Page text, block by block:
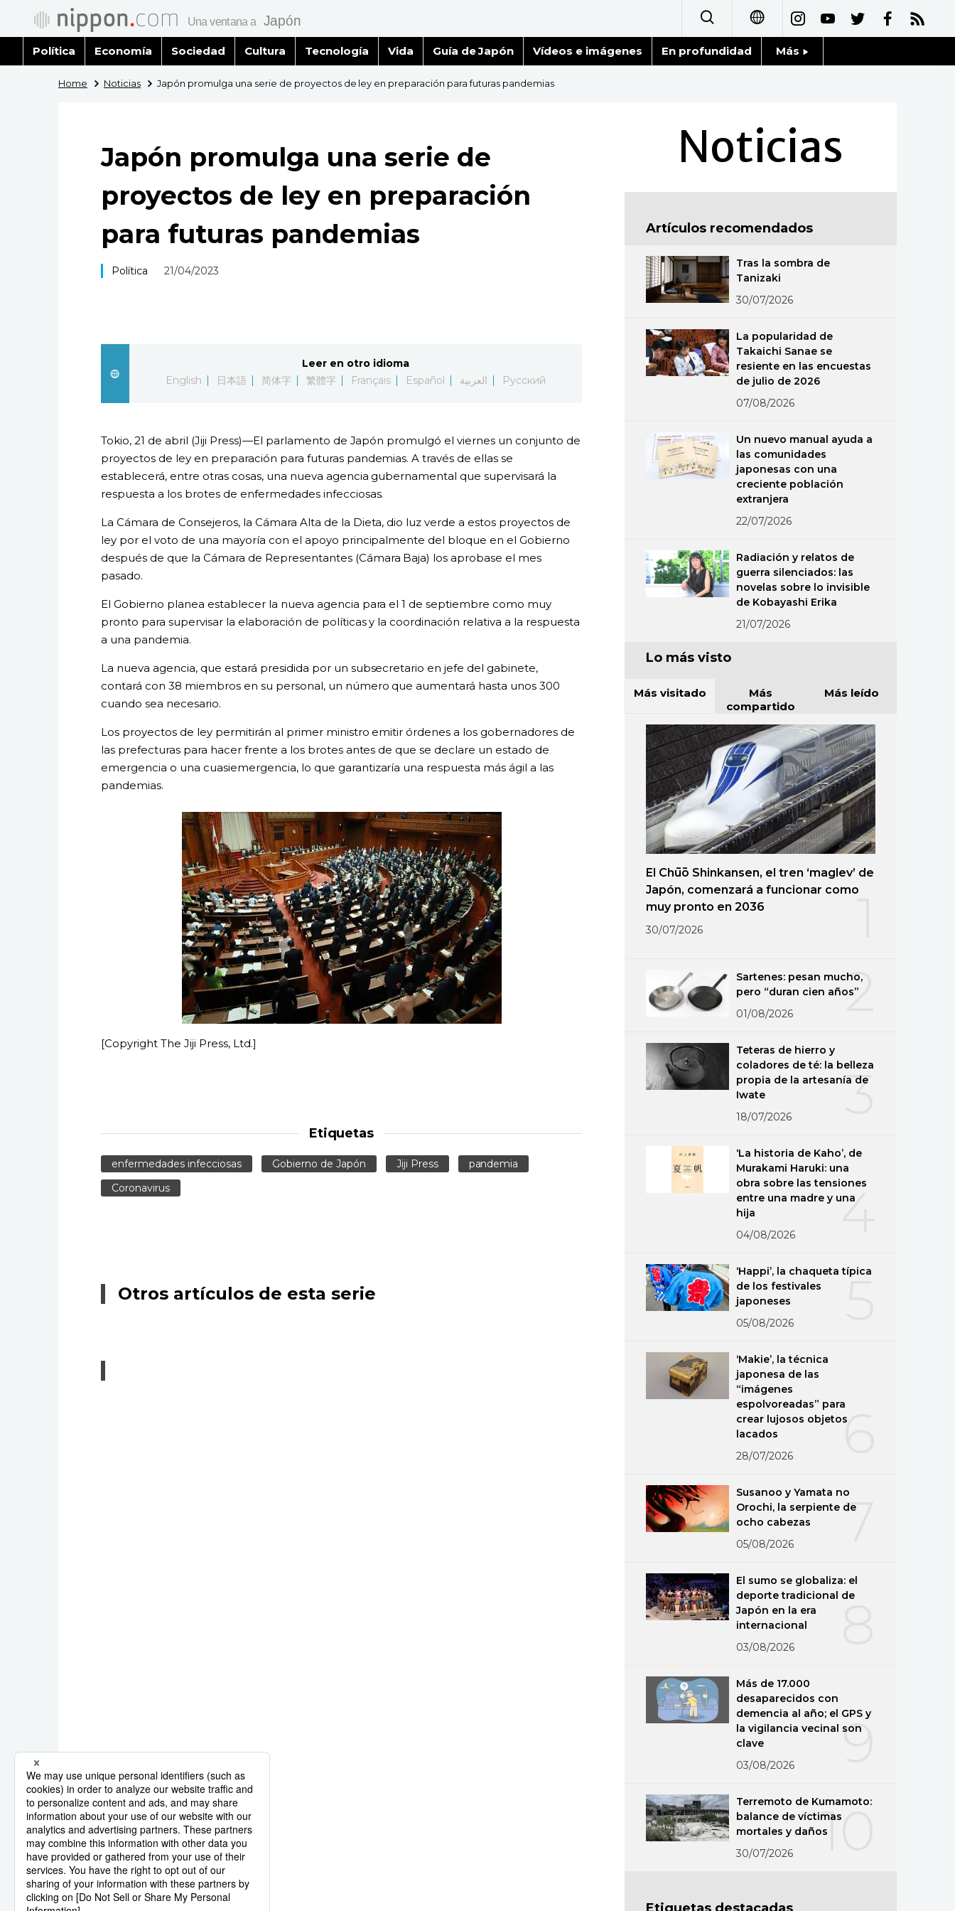
日本語
简体字
繁體字
العربية
Русский
Política Economía Sociedad Cultura Tecnología Vida Guía de Japón Vídeos e imágenes En profundidad Más
Fragmentos de Japón
Gente
Blog
Tokio
Avisos
Home Noticias Japón promulga una serie de proyectos de ley en preparación para futuras pandemias
Japón promulga una serie de
proyectos de ley en preparación
para futuras pandemias
Política 21/04/2023
Leer en otro idioma
English
日本語 简体字 繁體字 Français Español العربية Русский
Tokio, 21 de abril (Jiji Press)—El parlamento de Japón promulgó el viernes un conjunto de
proyectos de ley en preparación para futuras pandemias. A través de ellas se
establecerá, entre otras cosas, una nueva agencia gubernamental que supervisará la
respuesta a los brotes de enfermedades infecciosas.
La Cámara de Consejeros, la Cámara Alta de la Dieta, dio luz verde a estos proyectos de
ley por el voto de una mayoría con el apoyo principalmente del bloque en el Gobierno
después de que la Cámara de Representantes (Cámara Baja) los aprobase el mes
pasado.
El Gobierno planea establecer la nueva agencia para el 1 de septiembre como muy
pronto para supervisar la elaboración de políticas y la coordinación relativa a la respuesta
a una pandemia.
La nueva agencia, que estará presidida por un subsecretario en jefe del gabinete,
contará con 38 miembros en su personal, un número que aumentará hasta unos 300
cuando sea necesario.
Los proyectos de ley permitirán al primer ministro emitir órdenes a los gobernadores de
las prefecturas para hacer frente a los brotes antes de que se declare un estado de
emergencia o una cuasiemergencia, lo que garantizaría una respuesta más ágil a las
pandemias.
[Copyright The Jiji Press, Ltd.]
Etiquetas
enfermedades infecciosas Gobierno de Japón Jiji Press
pandemia
Coronavirus
Otros artículos de esta serie
Noticias
Artículos recomendados
Tras la sombra de
Tanizaki
30/07/2026
La popularidad de
Takaichi Sanae se
resiente en las encuestas
de julio de 2026
07/08/2026
Un nuevo manual ayuda a
las comunidades
japonesas con una
creciente población
extranjera
22/07/2026
Radiación y relatos de
guerra silenciados: las
novelas sobre lo invisible
de Kobayashi Erika
21/07/2026
Lo más visto
Más visitado
Más
compartido
Más leído
El Chūō Shinkansen, el tren ‘maglev’ de
Japón, comenzará a funcionar como
muy pronto en 2036
30/07/2026
2
Sartenes: pesan mucho,
pero “duran cien años”
01/08/2026
3
Teteras de hierro y
coladores de té: la belleza
propia de la artesanía de
Iwate
18/07/2026
4
‘La historia de Kaho’, de
Murakami Haruki: una
obra sobre las tensiones
entre una madre y una
hija
04/08/2026
5
‘Happi’, la chaqueta típica
de los festivales
japoneses
05/08/2026
6
‘Makie’, la técnica
japonesa de las
“imágenes
espolvoreadas” para
crear lujosos objetos
lacados
28/07/2026
7
Susanoo y Yamata no
Orochi, la serpiente de
ocho cabezas
05/08/2026
El sumo se globaliza: el
deporte tradicional de
Japón en la era
internacional
03/08/2026
9
Más de 17.000
desaparecidos con
demencia al año; el GPS y
la vigilancia vecinal son
clave
03/08/2026
10
Terremoto de Kumamoto:
balance de víctimas
mortales y daños
30/07/2026